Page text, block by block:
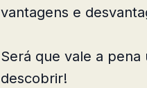
vantagens e
Será que vale a pena
descobrir!